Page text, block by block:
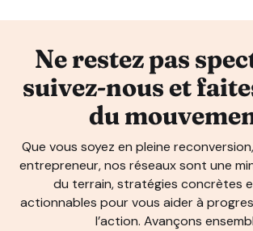
Ne restez pas
suivez-nous et
du
Que vous soyez en pleine
entrepreneur, nos réseaux sont une
du terrain, stratégies concrètes
actionnables pour vous aider à
l’action. Avançons